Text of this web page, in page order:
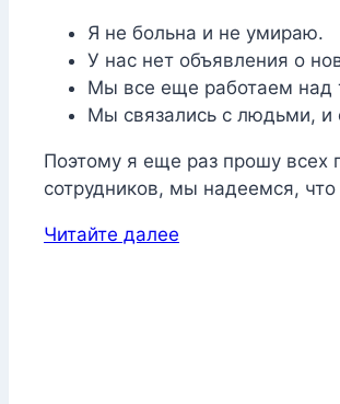
Я не больна и не умираю.
У нас нет объявления о
Мы все еще работаем над
Мы связались с людьми, и
Поэтому я еще раз прошу всех
сотрудников, мы надеемся,
Читайте далее